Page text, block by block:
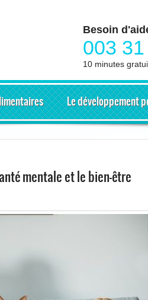
Besoin
003
10 minutes
Le développement
mentale et le bien-être